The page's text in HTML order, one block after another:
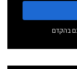
בהקדם